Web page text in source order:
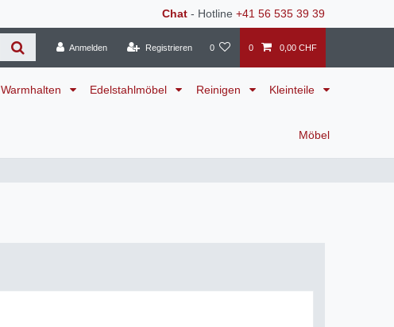
Chat - Hotline +41 56 535 39 39
Anmelden Registrieren 0 0 0,00 CHF
Warmhalten Edelstahlmöbel Reinigen Kleinteile
Möbel